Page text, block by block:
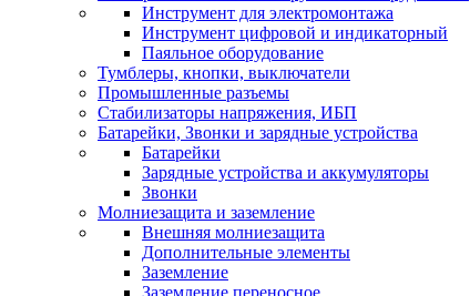
Инструмент для электромонтажа
Инструмент цифровой и индикаторный
Паяльное оборудование
Тумблеры, кнопки, выключатели
Промышленные разъемы
Стабилизаторы напряжения, ИБП
Батарейки, Звонки и зарядные устройства
Батарейки
Зарядные устройства и аккумуляторы
Звонки
Молниезащита и заземление
Внешняя молниезащита
Дополнительные элементы
Заземление
Заземление переносное